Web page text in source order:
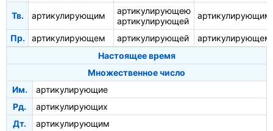
Тв. артикулирующим
артикулирующею
артикулирующей
артикулирующим
Пр. артикулирующем артикулирующей
артикулирующем
Настоящее время
Множественное число
Им.
артикулирующие
Рд.
артикулирующих
Дт.
артикулирующим